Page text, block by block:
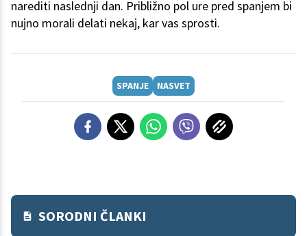
narediti naslednji dan. Približno pol ure pred spanjem bi
nujno morali delati nekaj, kar vas sprosti.
SPANJE NASVET
SORODNI ČLANKI